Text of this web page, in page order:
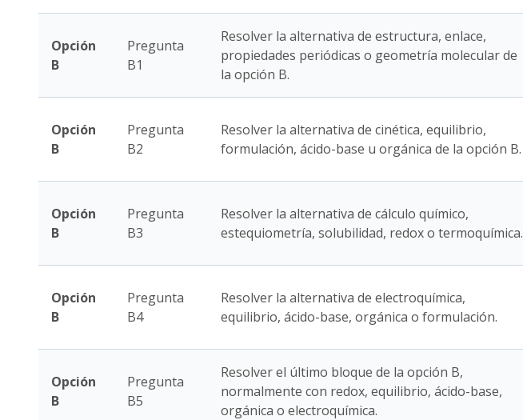
Opción
B
Pregunta
B1
Resolver la alternativa de estructura, enlace,
propiedades periódicas o geometría molecular de
la opción B.
Opción
B
Pregunta
B2
Resolver la alternativa de cinética, equilibrio,
formulación, ácido-base u orgánica de la opción B.
Opción
B
Pregunta
B3
Resolver la alternativa de cálculo químico,
estequiometría, solubilidad, redox o termoquímica.
Opción
B
Pregunta
B4
Resolver la alternativa de electroquímica,
equilibrio, ácido-base, orgánica o formulación.
Opción
B
Pregunta
B5
Resolver el último bloque de la opción B,
normalmente con redox, equilibrio, ácido-base,
orgánica o electroquímica.